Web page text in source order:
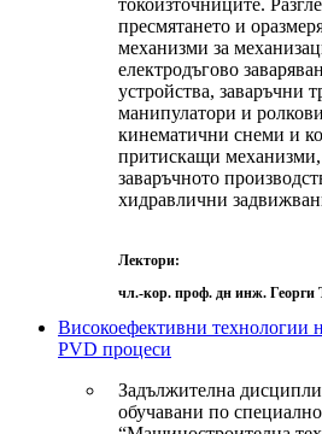
токоизточниците.
пресмятането и
механизми за
електродъгово
устройства, заваръчни
манипулатори и
кинематични снеми и
притискащи механизми,
заваръчното
хидравлични
Лектори:
чл.-кор. проф. дн инж. Георги
Високоефективни технологии
PVD процеси
Задължителна
обучавани по